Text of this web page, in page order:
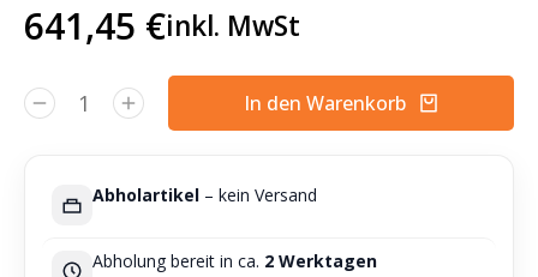
641,45 €inkl. MwSt
In den Warenkorb
Alternative:
Abholartikel – kein Versand
Abholung bereit in ca. 2 Werktagen